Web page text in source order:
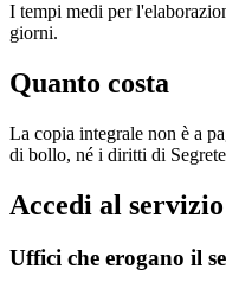
I tempi medi per
giorni.
Quanto costa
La copia integrale non è a
di bollo, né i diritti di
Accedi al servizio
Uffici che erogano il